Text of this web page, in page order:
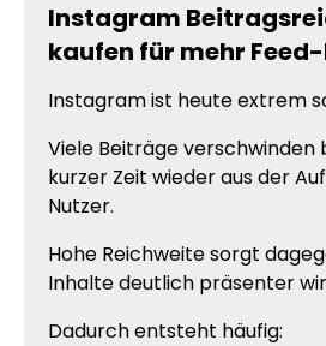
Instagram
kaufen für mehr
Instagram ist heute extrem
Viele Beiträge verschwinden
kurzer Zeit wieder aus der
Nutzer.
Hohe Reichweite sorgt
Inhalte deutlich präsenter
Dadurch entsteht häufig: